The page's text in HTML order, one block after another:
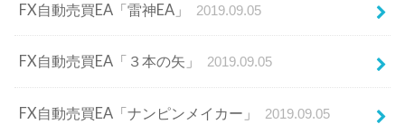
FX自動売買EA「雷神EA」 2019.09.05
FX自動売買EA「３本の矢」 2019.09.05
FX自動売買EA「ナンピンメイカー」 2019.09.05